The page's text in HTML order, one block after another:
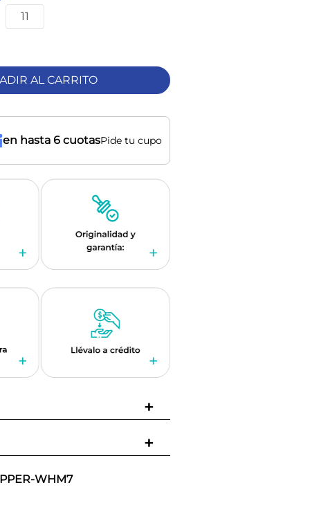
11
AL CARRITO
en hasta 6 cuotasPide tu cupo
+
+
WHM7